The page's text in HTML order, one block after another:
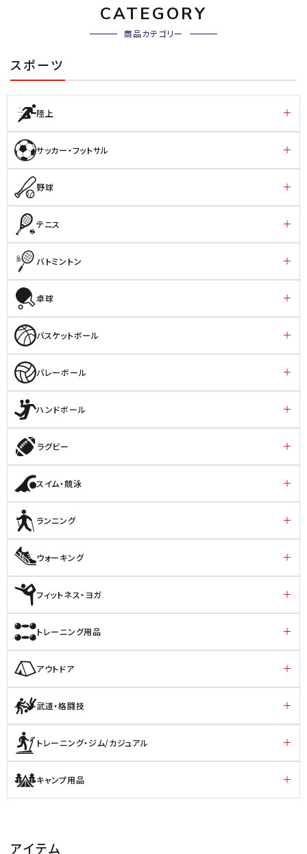
CATEGORY
商品カテゴリー
スポーツ
陸上
サッカー・フットサル
野球
テニス
バトミントン
卓球
バスケットボール
バレーボール
ハンドボール
ラグビー
スイム・競泳
ランニング
ウォーキング
フィットネス・ヨガ
トレーニング用品
アウトドア
武道・格闘技
トレーニング・ジム/カジュアル
キャンプ用品
アイテム